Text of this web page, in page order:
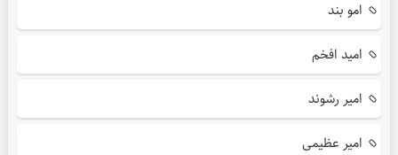
امو بند
امید افخم
امیر رشوند
امیر عظیمی